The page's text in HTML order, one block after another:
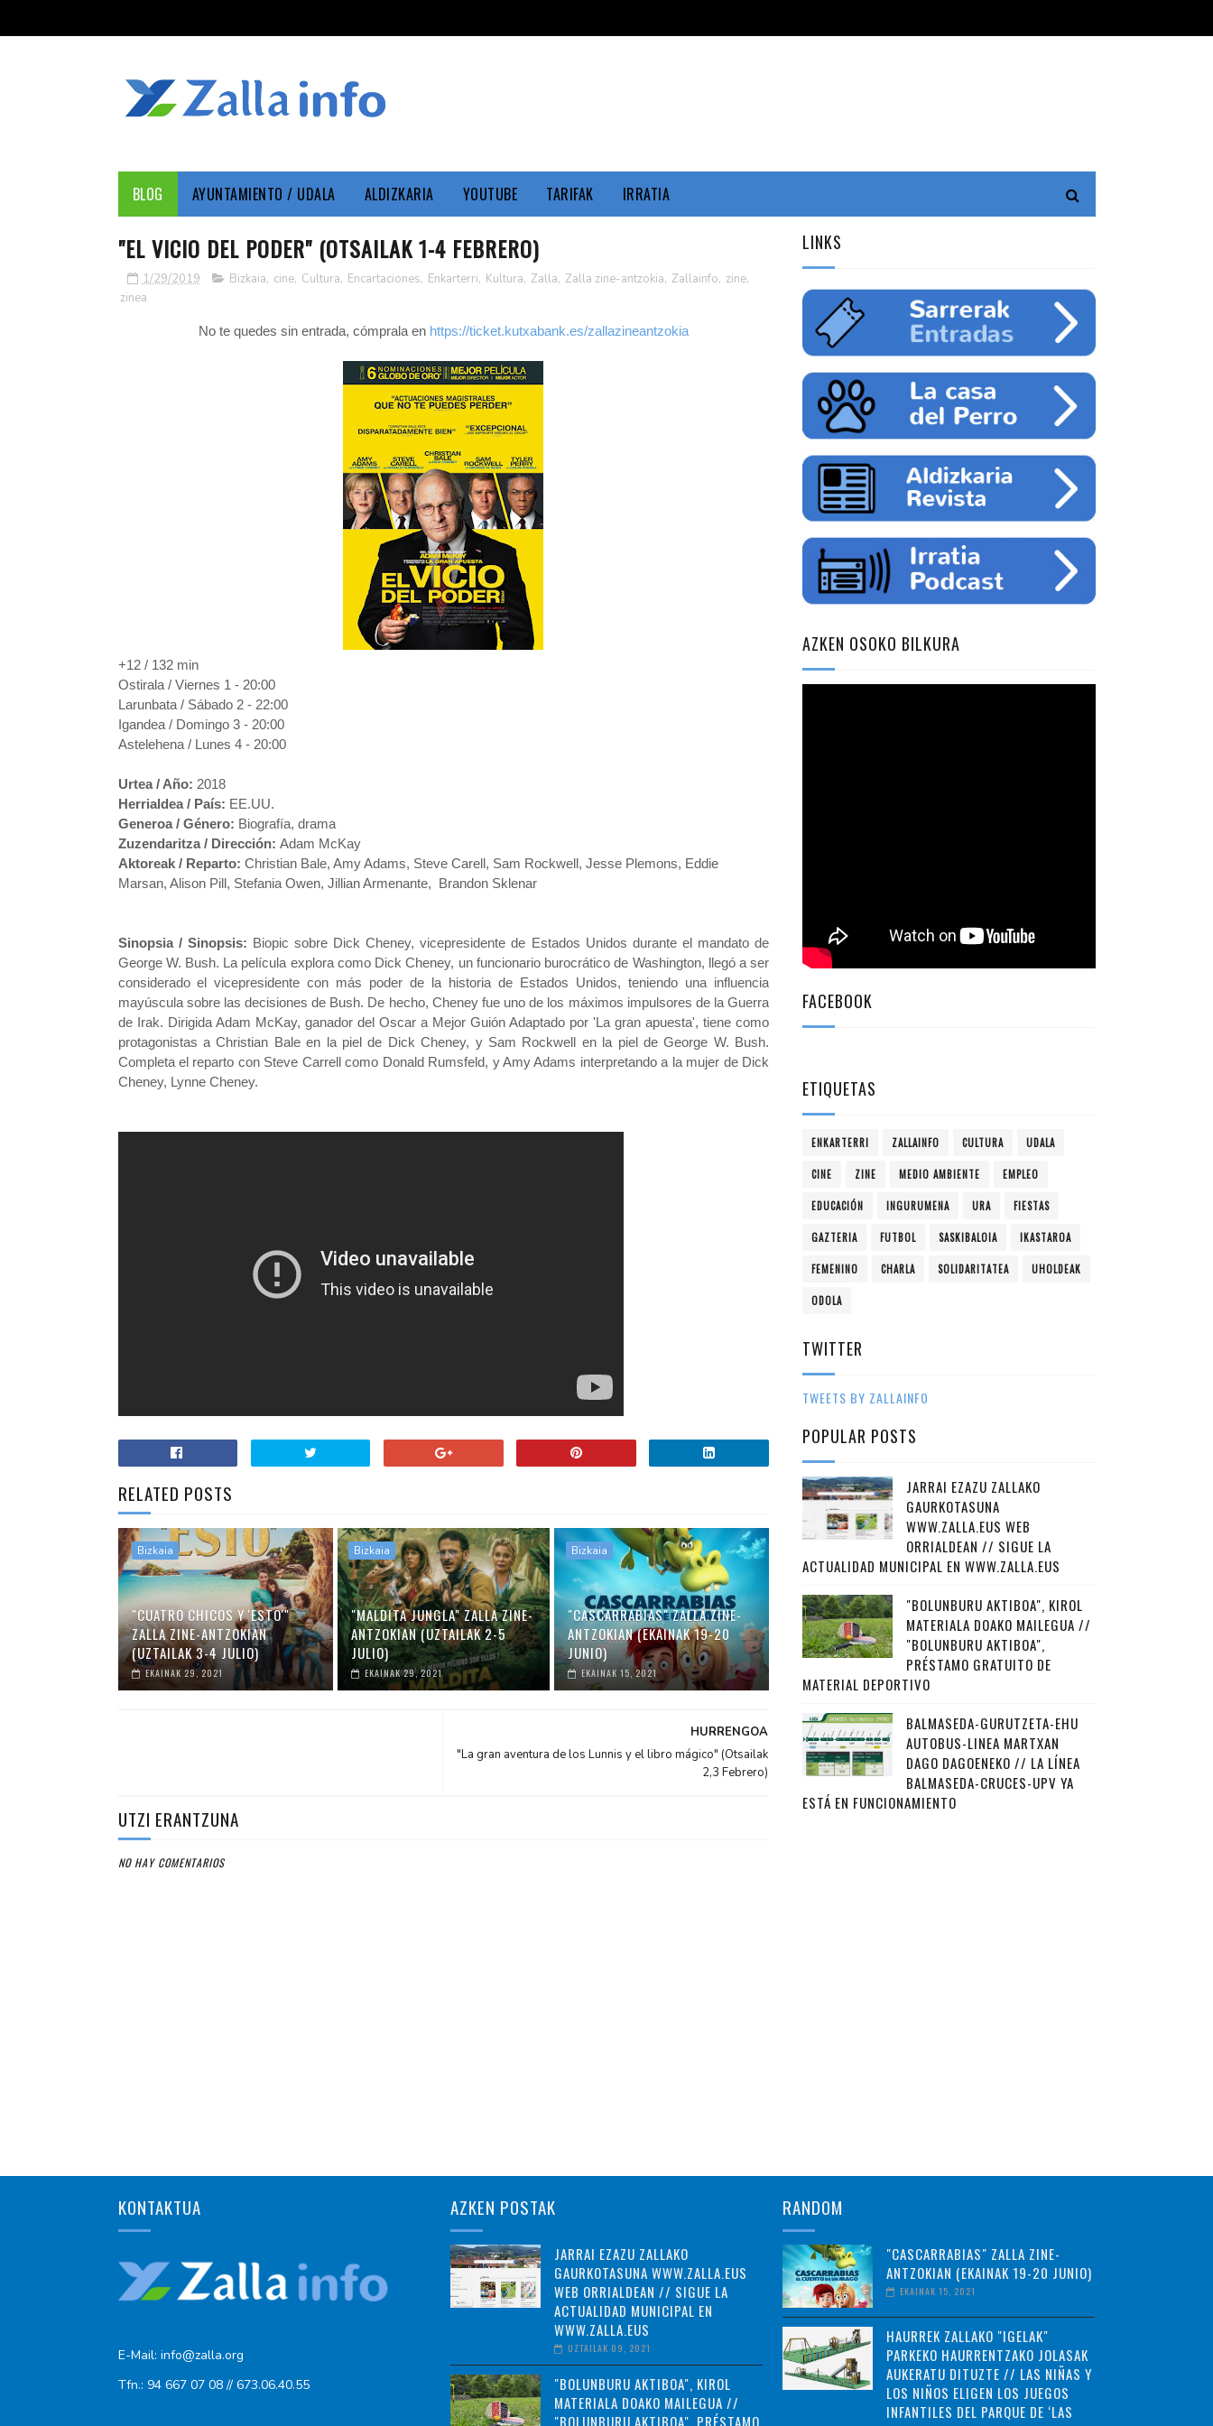
BLOG AYUNTAMIENTO / UDALA ALDIZKARIA YOUTUBE TARIFAK IRRATIA
"EL VICIO DEL PODER" (OTSAILAK 1-4 FEBRERO)
1/29/2019 Bizkaia, cine, Cultura, Encartaciones, Enkarterri, Kultura, Zalla, Zalla zine-antzokia, Zallainfo, zine,
zinea
No te quedes sin entrada, cómprala en https://ticket.kutxabank.es/zallazineantzokia
+12 / 132 min
Ostirala / Viernes 1 - 20:00
Larunbata / Sábado 2 - 22:00
Igandea / Domingo 3 - 20:00
Astelehena / Lunes 4 - 20:00
Urtea / Año: 2018
Herrialdea / País: EE.UU.
Generoa / Género: Biografía, drama
Zuzendaritza / Dirección: Adam McKay
Aktoreak / Reparto: Christian Bale, Amy Adams, Steve Carell, Sam Rockwell, Jesse Plemons, Eddie
Marsan, Alison Pill, Stefania Owen, Jillian Armenante, Brandon Sklenar
Sinopsia / Sinopsis: Biopic sobre Dick Cheney, vicepresidente de Estados Unidos durante el mandato de
George W. Bush. La película explora como Dick Cheney, un funcionario burocrático de Washington, llegó a ser
considerado el vicepresidente con más poder de la historia de Estados Unidos, teniendo una influencia
mayúscula sobre las decisiones de Bush. De hecho, Cheney fue uno de los máximos impulsores de la Guerra
de Irak. Dirigida Adam McKay, ganador del Oscar a Mejor Guión Adaptado por 'La gran apuesta', tiene como
protagonistas a Christian Bale en la piel de Dick Cheney, y Sam Rockwell en la piel de George W. Bush.
Completa el reparto con Steve Carrell como Donald Rumsfeld, y Amy Adams interpretando a la mujer de Dick
Cheney, Lynne Cheney.
RELATED POSTS
Bizkaia
"CUATRO CHICOS Y 'ESTO'"
ZALLA ZINE-ANTZOKIAN
(UZTAILAK 3-4 JULIO)
EKAINAK 29, 2021
Bizkaia
"MALDITA JUNGLA" ZALLA ZINE-
ANTZOKIAN (UZTAILAK 2-5
JULIO)
EKAINAK 29, 2021
Bizkaia
"CASCARRABIAS" ZALLA ZINE-
ANTZOKIAN (EKAINAK 19-20
JUNIO)
EKAINAK 15, 2021
HURRENGOA
"La gran aventura de los Lunnis y el libro mágico" (Otsailak
2,3 Febrero)
UTZI ERANTZUNA
NO HAY COMENTARIOS
LINKS
AZKEN OSOKO BILKURA
FACEBOOK
ETIQUETAS
ENKARTERRI ZALLAINFO CULTURA UDALA
CINE ZINE MEDIO AMBIENTE EMPLEO
EDUCACIÓN INGURUMENA URA FIESTAS
GAZTERIA FUTBOL SASKIBALOIA IKASTAROA
FEMENINO CHARLA SOLIDARITATEA UHOLDEAK
ODOLA
TWITTER
TWEETS BY ZALLAINFO
POPULAR POSTS
JARRAI EZAZU ZALLAKO
GAURKOTASUNA
WWW.ZALLA.EUS WEB
ORRIALDEAN // SIGUE LA
ACTUALIDAD MUNICIPAL EN WWW.ZALLA.EUS
"BOLUNBURU AKTIBOA", KIROL
MATERIALA DOAKO MAILEGUA //
"BOLUNBURU AKTIBOA",
PRÉSTAMO GRATUITO DE
MATERIAL DEPORTIVO
BALMASEDA-GURUTZETA-EHU
AUTOBUS-LINEA MARTXAN
DAGO DAGOENEKO // LA LÍNEA
BALMASEDA-CRUCES-UPV YA
ESTÁ EN FUNCIONAMIENTO
KONTAKTUA
E-Mail: info@zalla.org
Tfn.: 94 667 07 08 // 673.06.40.55
AZKEN POSTAK
JARRAI EZAZU ZALLAKO
GAURKOTASUNA WWW.ZALLA.EUS
WEB ORRIALDEAN // SIGUE LA
ACTUALIDAD MUNICIPAL EN
WWW.ZALLA.EUS
UZTAILAK 09, 2021
"BOLUNBURU AKTIBOA", KIROL
MATERIALA DOAKO MAILEGUA //
"BOLUNBURU AKTIBOA", PRÉSTAMO
RANDOM
"CASCARRABIAS" ZALLA ZINE-
ANTZOKIAN (EKAINAK 19-20 JUNIO)
EKAINAK 15, 2021
HAURREK ZALLAKO "IGELAK"
PARKEKO HAURRENTZAKO JOLASAK
AUKERATU DITUZTE // LAS NIÑAS Y
LOS NIÑOS ELIGEN LOS JUEGOS
INFANTILES DEL PARQUE DE ‘LAS